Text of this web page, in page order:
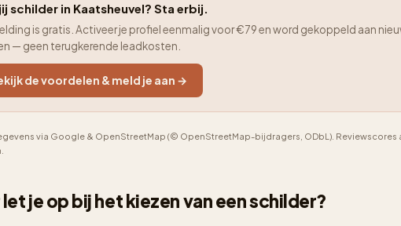
schilder in Kaatsheuvel? Sta erbij.
is gratis. Activeer je profiel eenmalig voor €79 en word gekoppeld aan
— geen terugkerende leadkosten.
de voordelen & meld je aan →
via Google & OpenStreetMap (© OpenStreetMap-bijdragers, ODbL).
let je op bij het kiezen van een schilder?